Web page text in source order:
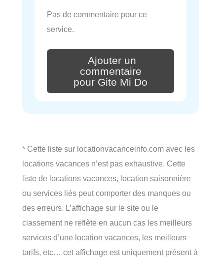
Pas de commentaire pour ce
service.
Ajouter un
commentaire
pour Gite Mi Do
* Cette liste sur locationvacanceinfo.com avec les
locations vacances n’est pas exhaustive. Cette
liste de locations vacances, location saisonnière
ou services liés peut comporter des manques ou
des erreurs. L’affichage sur le site ou le
classement ne reflète en aucun cas les meilleurs
services d’une location vacances, les meilleurs
tarifs, etc… cet affichage est uniquement présent à